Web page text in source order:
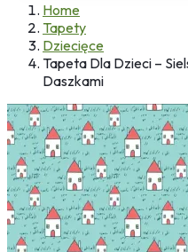
Home
Tapety
Dziecięce
Tapeta Dla Dzieci –
Daszkami